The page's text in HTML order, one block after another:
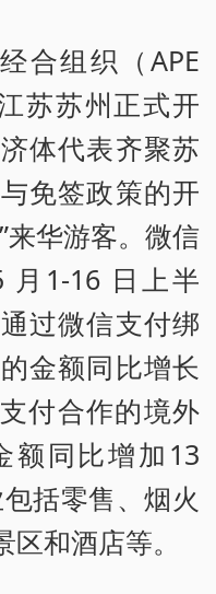
合组织（APE
苏苏州正式开
体代表齐聚苏
免签政策的开
来华游客。微信
1-16 日上半
过微信支付绑
金额同比增长
付合作的境外
额同比增加13
括零售、烟火
和酒店等。